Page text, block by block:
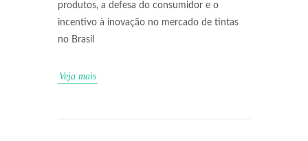
produtos, a defesa do consumidor e o
incentivo à inovação no mercado de tintas
no Brasil
Veja mais